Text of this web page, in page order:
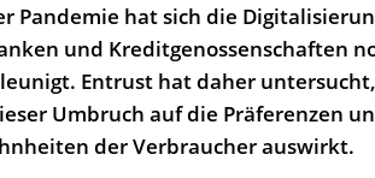
Pandemie hat sich die
und Kreditgenossenschaften
Entrust hat daher
Umbruch auf die Präferenzen
der Verbraucher auswirkt.